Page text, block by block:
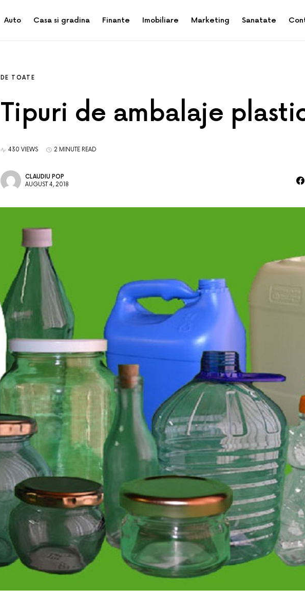
Auto Casa si gradina Finante Imobiliare Marketing Sanatate
DE TOATE
Tipuri de ambalaje
430 VIEWS 2 MINUTE READ
CLAUDIU POP
AUGUST 4, 2018